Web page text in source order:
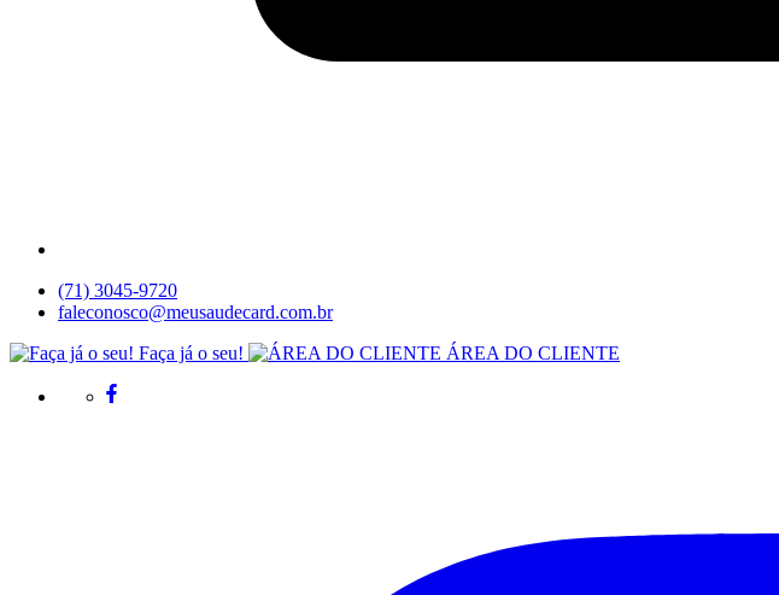
(71) 3045-9720
faleconosco@meusaudecard.com.br
Faça já o seu!
ÁREA DO CLIENTE